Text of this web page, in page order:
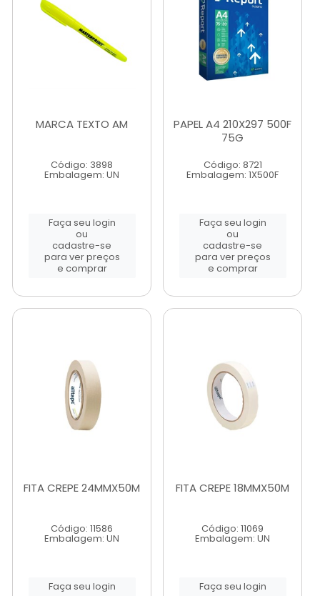
MARCA TEXTO AM
Código: 3898
Embalagem: UN
Faça seu login
ou
cadastre-se
para ver preços
e comprar
PAPEL A4 210X297 500F
75G
Código: 8721
Embalagem: 1X500F
Faça seu login
ou
cadastre-se
para ver preços
e comprar
FITA CREPE 24MMX50M
Código: 11586
Embalagem: UN
Faça seu login
FITA CREPE 18MMX50M
Código: 11069
Embalagem: UN
Faça seu login